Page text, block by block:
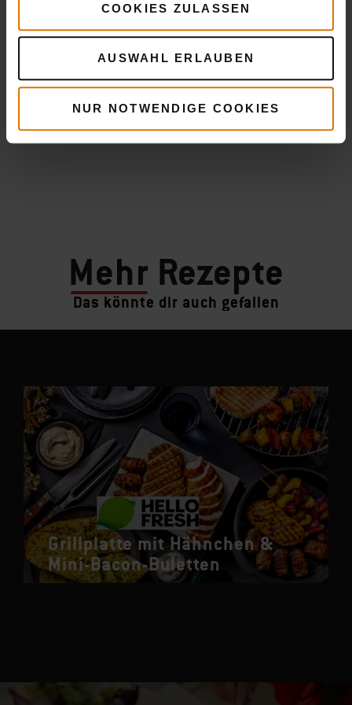
COOKIES ZULASSEN
AUSWAHL ERLAUBEN
NUR NOTWENDIGE COOKIES
Mehr Rezepte
Das könnte dir auch gefallen
Grillplatte mit Hähnchen &
Mini-Bacon-Buletten